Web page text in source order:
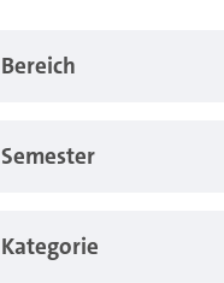
Bereich
Semester
Kategorie